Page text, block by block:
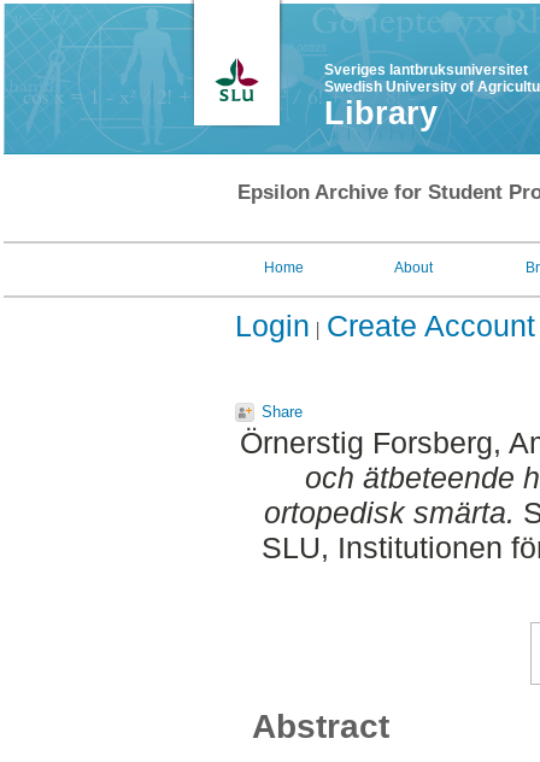
Sveriges lantbruksuniversitet
Swedish University of
Library
Epsilon Archive for Student
Home About
Login Create Account
Share
Örnerstig Forsberg,
och ätbeteende
ortopedisk smärta.
SLU, Institutionen
Abstract